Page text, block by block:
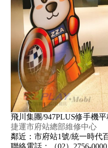
飛川集團/947PLUS修手機
捷運市府站總部維修中心
鄰近：市府站1號/統一時代
聯絡電話：（02）2756-0000